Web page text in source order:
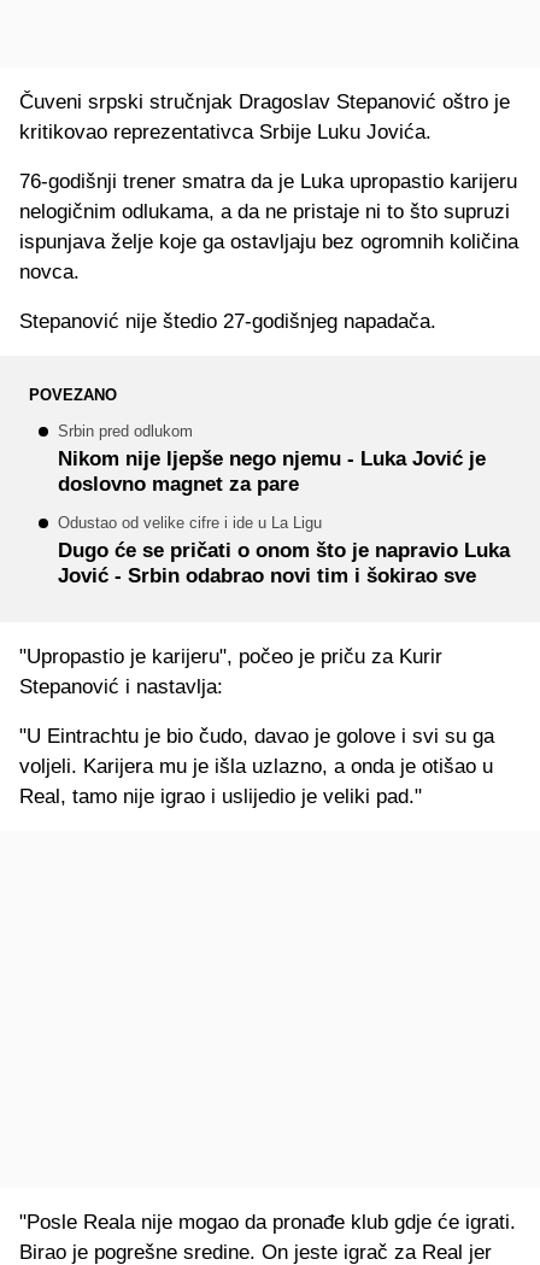
Čuveni srpski stručnjak Dragoslav Stepanović oštro je
kritikovao reprezentativca Srbije Luku Jovića.
76-godišnji trener smatra da je Luka upropastio karijeru
nelogičnim odlukama, a da ne pristaje ni to što supruzi
ispunjava želje koje ga ostavljaju bez ogromnih količina
novca.
Stepanović nije štedio 27-godišnjeg napadača.
POVEZANO
Srbin pred odlukom
Nikom nije ljepše nego njemu - Luka Jović je
doslovno magnet za pare
Odustao od velike cifre i ide u La Ligu
Dugo će se pričati o onom što je napravio Luka
Jović - Srbin odabrao novi tim i šokirao sve
"Upropastio je karijeru", počeo je priču za Kurir
Stepanović i nastavlja:
"U Eintrachtu je bio čudo, davao je golove i svi su ga
voljeli. Karijera mu je išla uzlazno, a onda je otišao u
Real, tamo nije igrao i uslijedio je veliki pad."
"Posle Reala nije mogao da pronađe klub gdje će igrati.
Birao je pogrešne sredine. On jeste igrač za Real jer